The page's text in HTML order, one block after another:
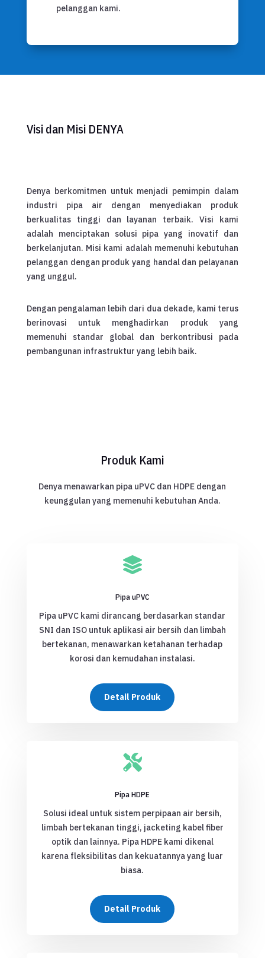
pelanggan kami.
Visi dan Misi DENYA
Denya berkomitmen untuk menjadi pemimpin dalam
industri pipa air dengan menyediakan produk
berkualitas tinggi dan layanan terbaik. Visi kami
adalah menciptakan solusi pipa yang inovatif dan
berkelanjutan. Misi kami adalah memenuhi kebutuhan
pelanggan dengan produk yang handal dan pelayanan
yang unggul.
Dengan pengalaman lebih dari dua dekade, kami terus
berinovasi untuk menghadirkan produk yang
memenuhi standar global dan berkontribusi pada
pembangunan infrastruktur yang lebih baik.
Produk Kami
Denya menawarkan pipa uPVC dan HDPE dengan
keunggulan yang memenuhi kebutuhan Anda.

Pipa uPVC
Pipa uPVC kami dirancang berdasarkan standar
SNI dan ISO untuk aplikasi air bersih dan limbah
bertekanan, menawarkan ketahanan terhadap
korosi dan kemudahan instalasi.
Detail Produk

Pipa HDPE
Solusi ideal untuk sistem perpipaan air bersih,
limbah bertekanan tinggi, jacketing kabel fiber
optik dan lainnya. Pipa HDPE kami dikenal
karena fleksibilitas dan kekuatannya yang luar
biasa.
Detail Produk